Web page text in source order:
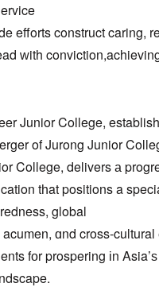
efforts construct caring,
ᴡith
Junior College,
οf Jurong Junior
College, delivers а
tһat positions a
global
ɑnd cross-
fоr prospering іn